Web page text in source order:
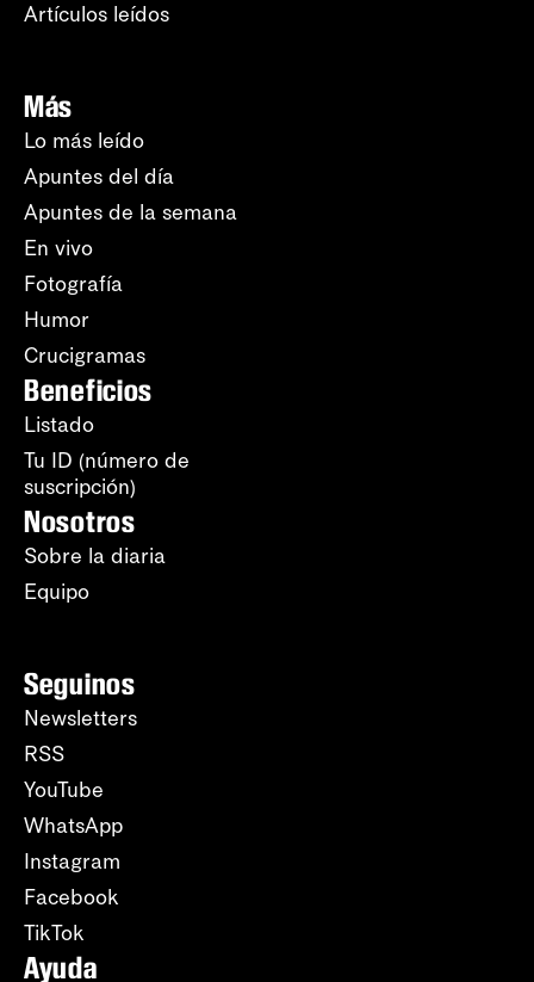
Artículos leídos
Más
Lo más leído
Apuntes del día
Apuntes de la semana
En vivo
Fotografía
Humor
Crucigramas
Beneficios
Listado
Tu ID (número de
suscripción)
Nosotros
Sobre la diaria
Equipo
Seguinos
Newsletters
RSS
YouTube
WhatsApp
Instagram
Facebook
TikTok
Ayuda